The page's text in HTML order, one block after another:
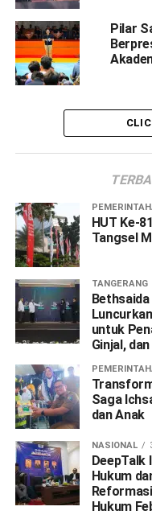
Pilar
HUT Ke-
Tangsel
TANGERANG
untuk
Ginjal,
Saga
dan Anak
NASIONAL
DeepTalk
Hukum
Hukum